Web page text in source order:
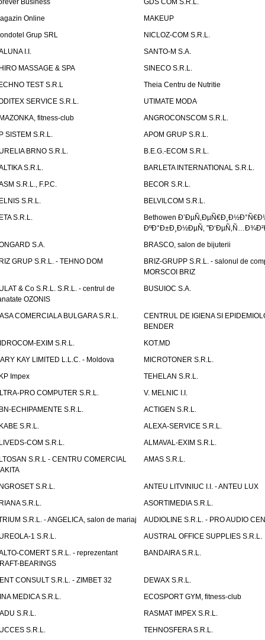
Business
GDS COM S.R.L.
Online
MAKEUP
Grup SRL
NICLOZ-COM S.R.L.
I.I.
SANTO-M S.A.
MASSAGE & SPA
SINECO S.R.L.
TEST S.R.L
Theia Centru de Nutritie
SERVICE S.R.L.
UTIMATE MODA
fitness-club
ANGROCONSCOM S.R.L.
SISTEM S.R.L.
APOM GRUP S.R.L.
BRNO S.R.L.
B.E.G.-ECOM S.R.L.
S.R.L.
BARLETA INTERNATIONAL S.R.L.
S.R.L., F.P.C.
BECOR S.R.L.
S.R.L.
BELVILCOM S.R.L.
S.R.L.
Bethowen
ÐºÐ°Ð±Ð¸Ð½ÐµÑ‚
S.A.
BRASCO, salon de bijuterii
GRUP S.R.L. - TEHNO DOM
BRIZ-GRUPP S.R.L. - salonul de
MORSCOI BRIZ
& Co S.R.L. S.R.L. - centrul de
OZONIS
BUSUIOC S.A.
COMERCIALA BULGARA S.R.L.
CENTRUL DE IGIENA SI
BENDER
EXIM S.R.L.
KOT.MD
KAY LIMITED L.L.C. - Moldova
MICROTONER S.R.L.
Impex
TEHELAN S.R.L.
PRO COMPUTER S.R.L.
V. MELNIC I.I.
ECHIPAMENTE S.R.L.
ACTIGEN S.R.L.
S.R.L.
ALEXA-SERVICE S.R.L.
COM S.R.L.
ALMAVAL-EXIM S.R.L.
S.R.L - CENTRU COMERCIAL
AMAS S.R.L.
S.R.L.
ANTEU LITVINIUC I.I. - ANTEU LUX
S.R.L.
ASORTIMEDIA S.R.L.
S.R.L. - ANGELICA, salon de mariaj
AUDIOLINE S.R.L. - PRO AUDIO
1 S.R.L.
AUSTRAL OFFICE SUPPLIES S.R.L.
COMERT S.R.L. - reprezentant
BEARINGS
BANDAIRA S.R.L.
CONSULT S.R.L. - ZIMBET 32
DEWAX S.R.L.
MEDICA S.R.L.
ECOSPORT GYM, fitness-club
S.R.L.
RASMAT IMPEX S.R.L.
S.R.L.
TEHNOSFERA S.R.L.